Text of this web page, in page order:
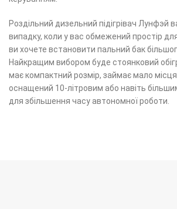
Роздільний дизельний підігрівач Лунфэй
випадку, коли у вас обмежений простір
ви хочете встановити пальний бак
Найкращим вибором буде стоянковий
має компактний розмір, займає мало
оснащений 10-літровим або навіть
для збільшення часу автономної роботи.